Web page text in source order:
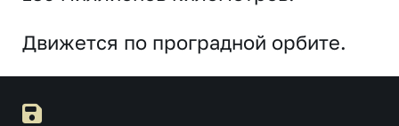
Движется по проградной орбите.